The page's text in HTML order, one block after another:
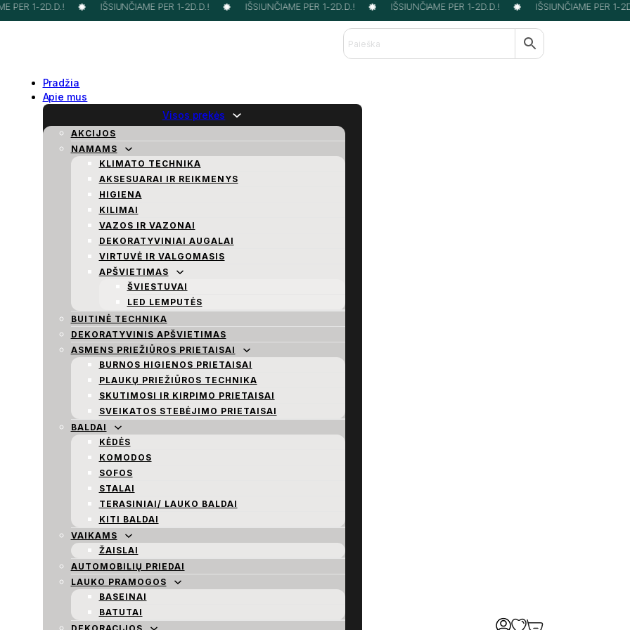
PER 1-2D.D.! IŠSIUNČIAME PER 1-2D.D.! IŠSIUNČIAME PER 1-2D.D.! IŠSIUNČIAME PER 1-2D.D.! IŠSIUNČIAME PER 1-
Pradžia
Apie mus
Visos prekės
AKCIJOS
NAMAMS
KLIMATO TECHNIKA
AKSESUARAI IR REIKMENYS
HIGIENA
KILIMAI
VAZOS IR VAZONAI
DEKORATYVINIAI AUGALAI
VIRTUVĖ IR VALGOMASIS
APŠVIETIMAS
ŠVIESTUVAI
LED LEMPUTĖS
BUITINĖ TECHNIKA
DEKORATYVINIS APŠVIETIMAS
ASMENS PRIEŽIŪROS PRIETAISAI
BURNOS HIGIENOS PRIETAISAI
PLAUKŲ PRIEŽIŪROS TECHNIKA
SKUTIMOSI IR KIRPIMO PRIETAISAI
SVEIKATOS STEBĖJIMO PRIETAISAI
BALDAI
KĖDĖS
KOMODOS
SOFOS
STALAI
TERASINIAI/ LAUKO BALDAI
KITI BALDAI
VAIKAMS
ŽAISLAI
AUTOMOBILIŲ PRIEDAI
LAUKO PRAMOGOS
BASEINAI
BATUTAI